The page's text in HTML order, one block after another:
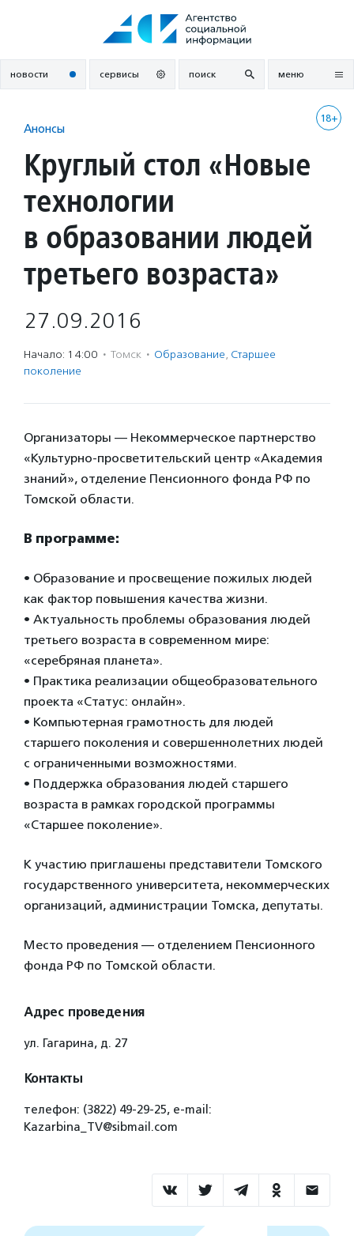
новости сервисы поиск меню
18+
Анонсы
Круглый стол «Новые
технологии
в образовании людей
третьего возраста»
27.09.2016
Начало: 14:00 · Томск · Образование, Старшее
поколение
Организаторы — Некоммерческое партнерство
«Культурно-просветительский центр «Академия
знаний», отделение Пенсионного фонда РФ по
Томской области.
В программе:
• Образование и просвещение пожилых людей
как фактор повышения качества жизни.
• Актуальность проблемы образования людей
третьего возраста в современном мире:
«серебряная планета».
• Практика реализации общеобразовательного
проекта «Статус: онлайн».
• Компьютерная грамотность для людей
старшего поколения и совершеннолетних людей
с ограниченными возможностями.
• Поддержка образования людей старшего
возраста в рамках городской программы
«Старшее поколение».
К участию приглашены представители Томского
государственного университета, некоммерческих
организаций, администрации Томска, депутаты.
Место проведения — отделением Пенсионного
фонда РФ по Томской области.
Адрес проведения
ул. Гагарина, д. 27
Контакты
телефон: (3822) 49-29-25, e-mail:
Kazarbina_TV@sibmail.com